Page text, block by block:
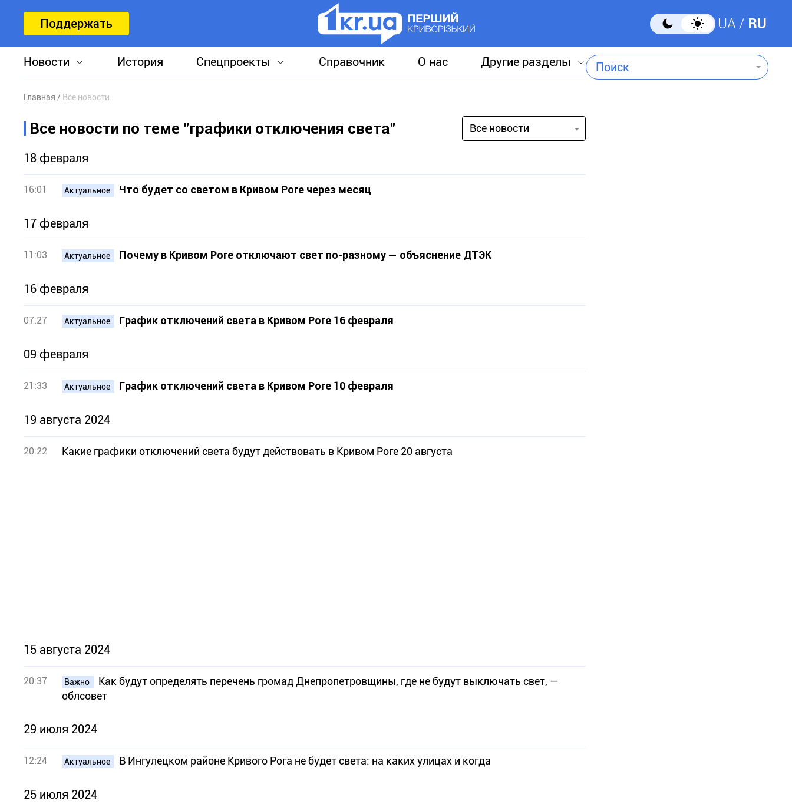
Поддержать UA RU
Новости История Спецпроекты Справочник О нас Другие разделы Поиск
Главная Все новости
Все новости по теме "графики отключения света" Все новости
18 февраля
16:01 Актуальное Что будет со светом в Кривом Роге через месяц
17 февраля
11:03 Актуальное Почему в Кривом Роге отключают свет по-разному — объяснение ДТЭК
16 февраля
07:27 Актуальное График отключений света в Кривом Роге 16 февраля
09 февраля
21:33 Актуальное График отключений света в Кривом Роге 10 февраля
19 августа 2024
20:22 Какие графики отключений света будут действовать в Кривом Роге 20 августа
15 августа 2024
20:37 Важно
Как будут определять перечень громад Днепропетровщины, где не будут выключать свет, —
облсовет
29 июля 2024
12:24 Актуальное В Ингулецком районе Кривого Рога не будет света: на каких улицах и когда
25 июля 2024